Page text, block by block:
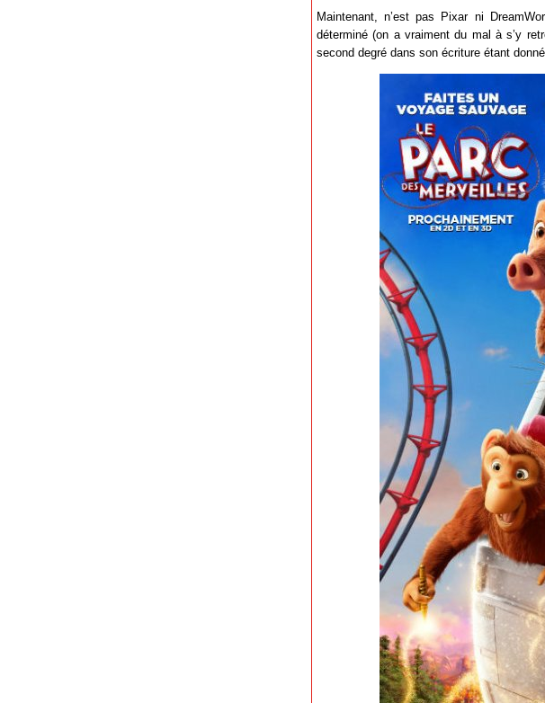
Maintenant, n’est pas Pixar ni
déterminé (on a vraiment du mal à s’y
second degré dans son écriture étant